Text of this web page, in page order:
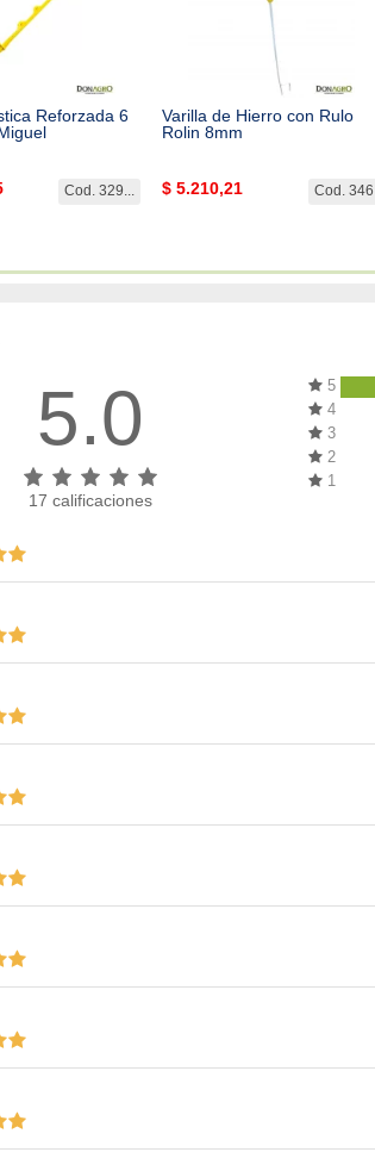
Reforzada 6
Cod. 329...
Varilla de Hierro con Rulo
Rolin 8mm
Cod. 346
$ 5.210,21
5.0
17 calificaciones
5
4
3
2
1